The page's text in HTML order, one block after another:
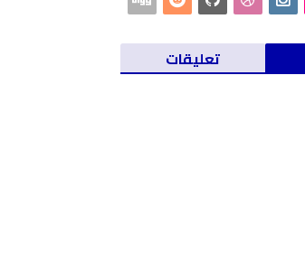
تعليقات